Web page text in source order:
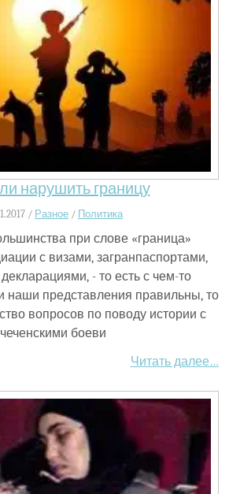
нарушить границу
/ Разное / Политика
при слове «граница»
с визами, загранпаспортами,
- то есть с чем-то
наши представления правильны, то
вопросов по поводу истории с
чеченскими боеви
Читать далее…